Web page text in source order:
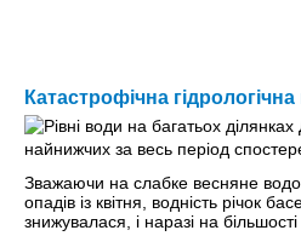
Катастрофічна
Зважаючи на слабке весняне
опадів із квітня, водність річок
знижувалася, і наразі на